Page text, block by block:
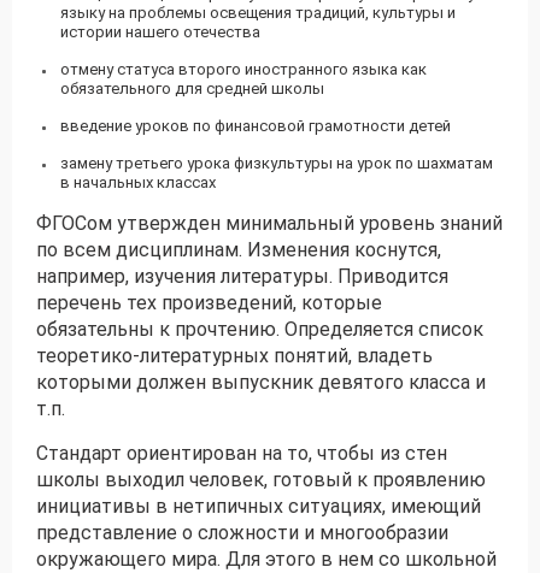
языку на проблемы освещения традиций, культуры и
истории нашего отечества
отмену статуса второго иностранного языка как
обязательного для средней школы
введение уроков по финансовой грамотности детей
замену третьего урока физкультуры на урок по шахматам
в начальных классах
ФГОСом утвержден минимальный уровень знаний
по всем дисциплинам. Изменения коснутся,
например, изучения литературы. Приводится
перечень тех произведений, которые
обязательны к прочтению. Определяется список
теоретико-литературных понятий, владеть
которыми должен выпускник девятого класса и
т.п.
Стандарт ориентирован на то, чтобы из стен
школы выходил человек, готовый к проявлению
инициативы в нетипичных ситуациях, имеющий
представление о сложности и многообразии
окружающего мира. Для этого в нем со школьной